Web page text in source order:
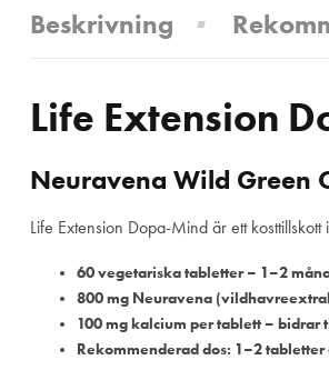
Beskrivning
Life Extension
Neuravena Wild Green
Life Extension Dopa-Mind är ett
60 vegetariska tabletter – 1–2
800 mg Neuravena
100 mg kalcium per tablett –
Rekommenderad dos: 1–2